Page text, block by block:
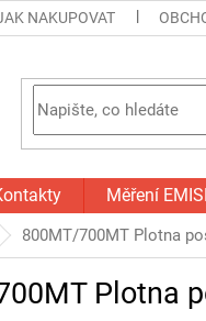
NAKUPOVAT
Měření
800MT/700MT Plotna
Plotna